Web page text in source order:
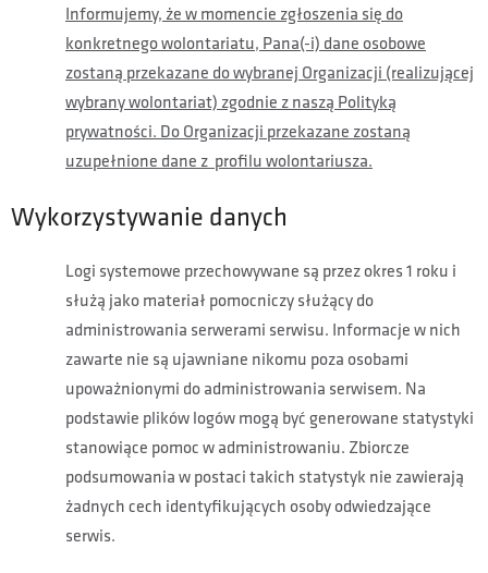
Informujemy, że w momencie zgłoszenia się do
konkretnego wolontariatu, Pana(-i) dane osobowe
zostaną przekazane do wybranej Organizacji (realizującej
wybrany wolontariat) zgodnie z naszą Polityką
prywatności. Do Organizacji przekazane zostaną
uzupełnione dane z profilu wolontariusza.
Wykorzystywanie danych
Logi systemowe przechowywane są przez okres 1 roku i
służą jako materiał pomocniczy służący do
administrowania serwerami serwisu. Informacje w nich
zawarte nie są ujawniane nikomu poza osobami
upoważnionymi do administrowania serwisem. Na
podstawie plików logów mogą być generowane statystyki
stanowiące pomoc w administrowaniu. Zbiorcze
podsumowania w postaci takich statystyk nie zawierają
żadnych cech identyfikujących osoby odwiedzające
serwis.